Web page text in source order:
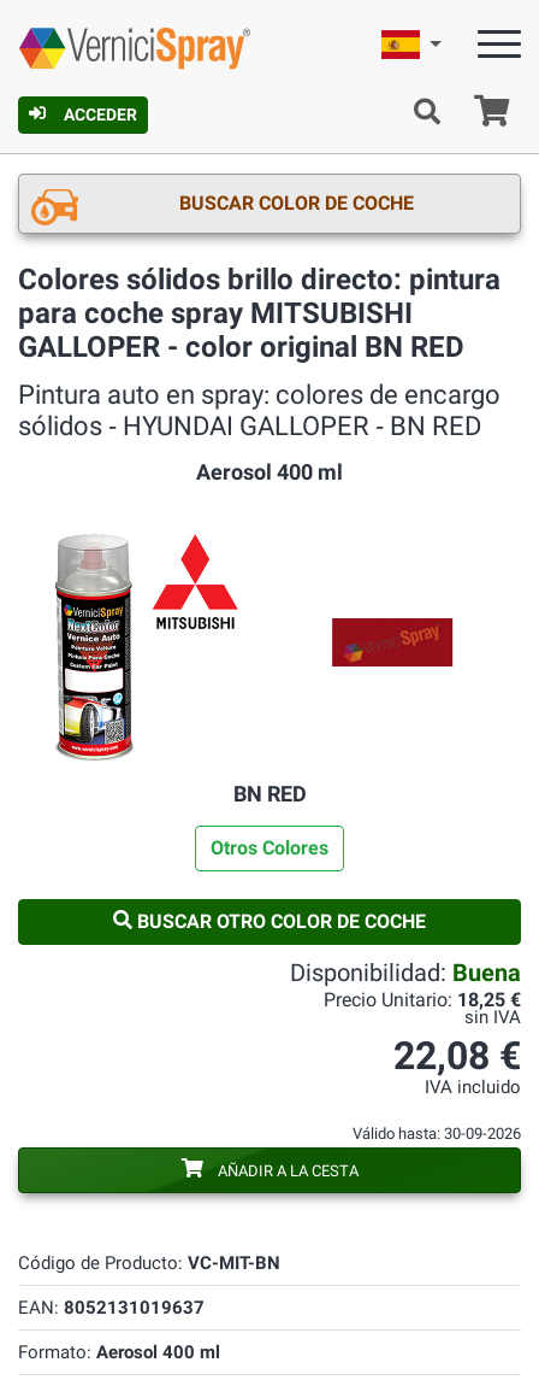
ACCEDER
Español
BUSCAR COLOR DE COCHE
Colores sólidos brillo directo: pintura
para coche spray MITSUBISHI
GALLOPER - color original BN RED
Pintura auto en spray: colores de encargo
sólidos ‐ HYUNDAI GALLOPER ‐ BN RED
Aerosol 400 ml
BN RED
Otros Colores
BUSCAR OTRO COLOR DE COCHE
Código de Producto: VC-MIT-BN
EAN: 8052131019637
Formato: Aerosol 400 ml
Disponibilidad: Buena
Precio Unitario: 18,25 €
sin IVA
22,08 €
IVA incluido
Válido hasta: 30-09-2026
AÑADIR A LA CESTA